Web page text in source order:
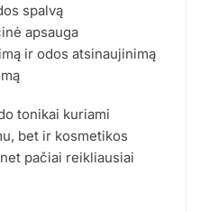
spalvą
apsauga
ir odos atsinaujinimą
tonikai kuriami
bet ir kosmetikos
pačiai reikliausiai